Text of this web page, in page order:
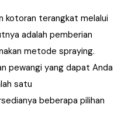
kotoran terangkat melalui
adalah pemberian
metode spraying.
pewangi yang dapat Anda
satu
beberapa pilihan